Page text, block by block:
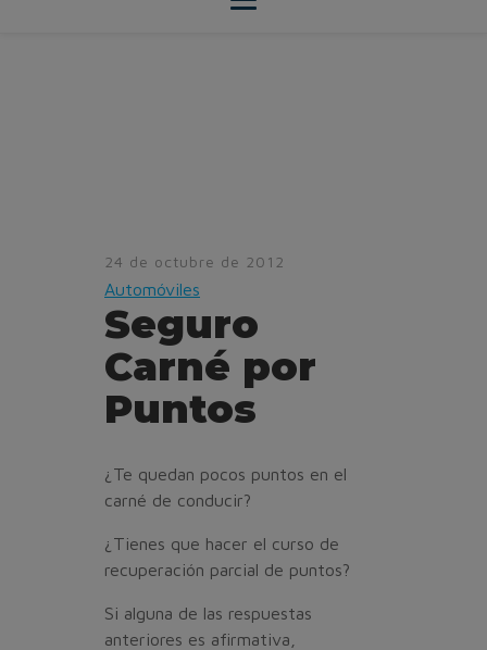
24 de octubre de 2012
Automóviles
Seguro
Carné por
Puntos
¿Te quedan pocos puntos en el
carné de conducir?
¿Tienes que hacer el curso de
recuperación parcial de puntos?
Si alguna de las respuestas
anteriores es afirmativa,